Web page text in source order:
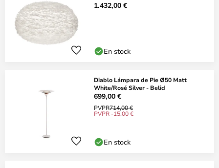
1.432,00 €
En stock
Diablo Lámpara de Pie Ø50 Matt
White/Rosé Silver - Belid
699,00 €
PVPR714,00 €
PVPR -15,00 €
En stock